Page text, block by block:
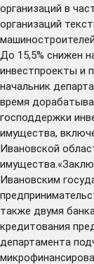
организаций в
организаций
До 15,5% снижен
инвестпроекты и
начальник
время
господдержки
имущества,
Ивановской
Ивановским
также двумя
кредитования
департамента